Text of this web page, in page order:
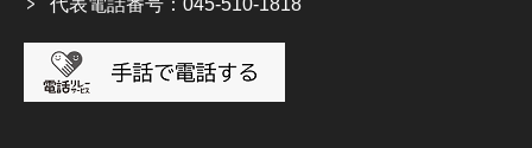
代表電話番号：045-510-1818